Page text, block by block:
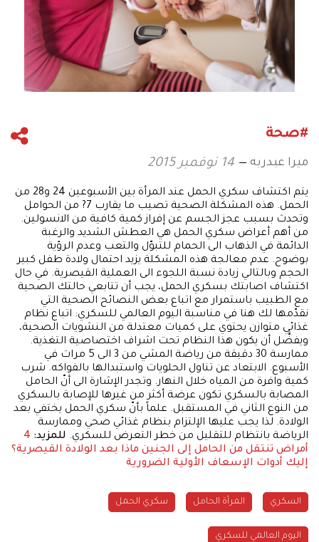
#صحة
ميرا عبدربه 14 نوفمبر 2015
يتم اكتشاف سكري الحمل عند المرأة بين الأسبوعين 24 و28 من
الحمل. هذه المشكلة الصحية تصيب ما يقارب 7? من الحوامل
وتحدث بسبب عجز الجسم عن إفراز كمية كافية من الانسولين.
من أهم أعراض سكري الحمل هي العطش الشديد والرغبة
الدائمة في الذهاب الى الحمام للتبوّل والتعب وعدم الرؤية
بوضوح. عدم معالجة هذه المشكلة يزيد احتمال ولادة طفل كبير
الحجم وبالتالي زيادة نسبة اللجوء الى العملية القيصرية. في حال
اكتشاف اصابتك بسكري الحمل، يجب أن تتابعي حالتك الصحية
مع الطبيب باستمرار مع اتباع بعض النصائح الصحية التي
نقدّمها لك هنا في مناسبة اليوم العالمي للسكري: اتباع نظام
غذائي متوازن يحتوي على كميات معتدلة من النشويات الصحية،
ويفضَّل أن يكون هذا النظام تحت اشراف اختصاصية التغذية.
ممارسة 30 دقيقة من رياضة المشي من 3 الى 5 مرات في
الأسبوع. الابتعاد عن تناول الحلويات واستبدالها بالفواكه. شرب
كمية وافرة من المياه خلال النهار. وتجدر الإشارة الى أنّ الحامل
المصابة بالسكري تكون عرضة أكثر من غيرها للإصابة بالسكري
من النوع الثاني في المستقبل. علماً بأنّ سكري الحمل يختفي بعد
الولادة. لذا يجب عليها الإلتزام بنظام غذائي صحي وممارسة
الرياضة بانتظام للتقليل من خطر التعرض للسكري. للمزيد: 4
أمراض تنتقل من الحامل إلى الجنين ماذا بعد الولادة القيصرية؟
إليك أدوات الإسعاف الأولية الضرورية
السكري المرأة الحامل سكري الحمل
اليوم العالمي للسكري